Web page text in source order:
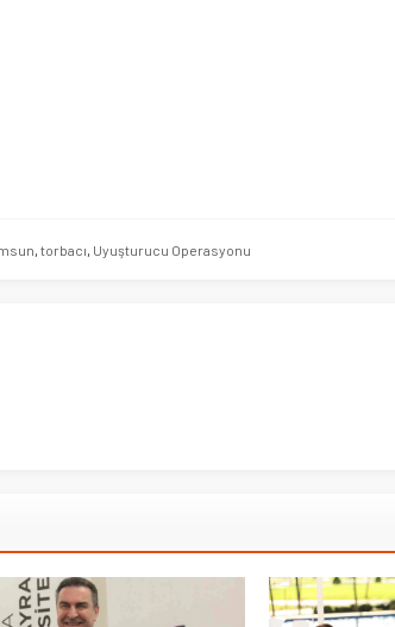
, torbacı, Uyuşturucu Operasyonu